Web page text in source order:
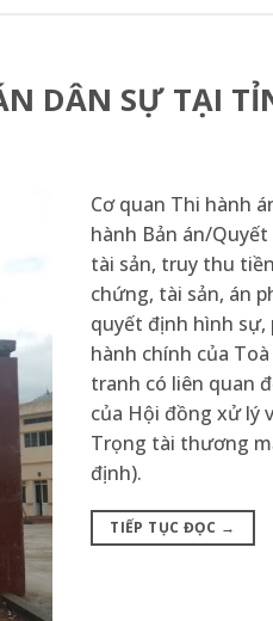
DÂN SỰ TẠI
Cơ quan Thi hành
hành Bản án/
tài sản, truy thu
chứng, tài sản, án
quyết định hình sự,
hành chính của
tranh có liên quan
của Hội đồng xử lý
Trọng tài thương
định).
TIẾP TỤC ĐỌC →